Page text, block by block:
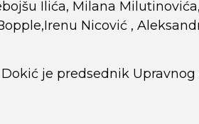
Ilića, Milana
Nicović ,
je predsednik